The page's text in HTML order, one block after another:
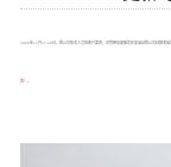
2008年12月27-28日，我公司技术人员应客户要求，对铁朝高速服务区加油站我公司绿牌潜油
表 ）。